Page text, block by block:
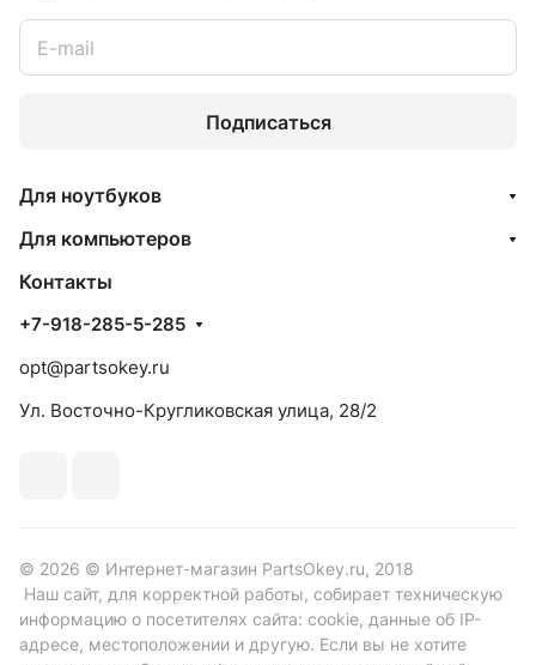
Подписаться
Для ноутбуков
Для компьютеров
Контакты
+7-918-285-5-285
opt@partsokey.ru
Ул. Восточно-Кругликовская улица, 28/2
© 2026 © Интернет-магазин PartsOkey.ru, 2018
Наш сайт, для корректной работы, собирает техническую
информацию о посетителях сайта: cookie, данные об IP-
адресе, местоположении и другую. Если вы не хотите